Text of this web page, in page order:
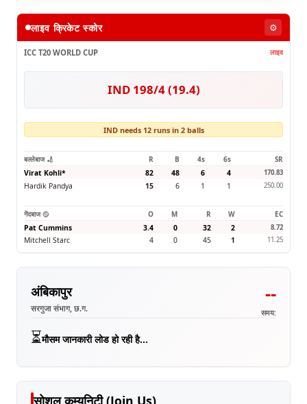
लाइव क्रिकेट स्कोर ⚙️
ICC T20 WORLD CUP लाइव
IND 198/4 (19.4)
IND needs 12 runs in 2 balls
बल्लेबाज 🏏 R B 4s 6s
SR
Virat Kohli* 82 48 6 4 170.83
Hardik Pandya 15 6 1 1 250.00
गेंदबाज 🥎 O M R W
EC
Pat Cummins
3.4 0 32 2 8.72
Mitchell Starc 4 0 45 1 11.25
अंबिकापुर
सरगुजा संभाग, छ.ग.
--
समय:
⏳मौसम जानकारी लोड हो रही है...
सोशल कम्युनिटी (Join Us)